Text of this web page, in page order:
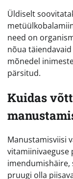
Üldiselt
need on
nõua
mõnedel
pärsitud.
Kuidas
Manustamisviisi
vitamiinivaeguse
imendumishäire,
pruugi olla